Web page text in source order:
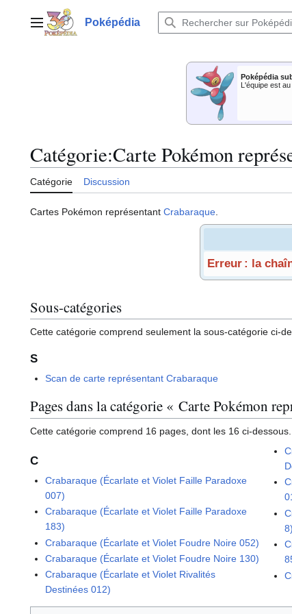
contenuMenu principalPoképédia
Poképédia
L'équipe est
Catégorie:Carte Pokémon
Catégorie Discussion
Cartes Pokémon représentant Crabaraque
Erreur : la
Sous-catégories
Cette catégorie comprend seulement la sous-catégorie ci-
S
Scan de carte représentant Crabaraque
Pages dans la catégorie « Carte Pokémon
Cette catégorie comprend 16 pages, dont les 16 ci-dessous.
C
Crabaraque (Écarlate et Violet Faille Paradoxe
007)
Crabaraque (Écarlate et Violet Faille Paradoxe
183)
Crabaraque (Écarlate et Violet Foudre Noire 052)
Crabaraque (Écarlate et Violet Foudre Noire 130)
Crabaraque (Écarlate et Violet Rivalités
Destinées 012)
8)